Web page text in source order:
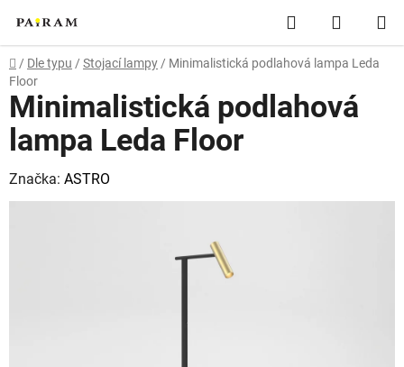
obsah
Hledat
KOŠÍK
Domů
/ Dle typu / Stojací lampy / Minimalistická podlahová lampa Leda
Floor
Minimalistická podlahová
lampa Leda Floor
Značka: ASTRO